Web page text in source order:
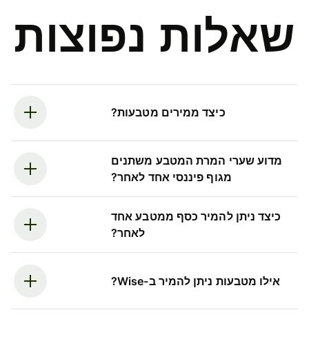
שאלות נפוצות
כיצד ממירים מטבעות?
מדוע שערי המרת המטבע משתנים
מגוף פיננסי אחד לאחר?
כיצד ניתן להמיר כסף ממטבע אחד
לאחר?
אילו מטבעות ניתן להמיר ב-Wise?